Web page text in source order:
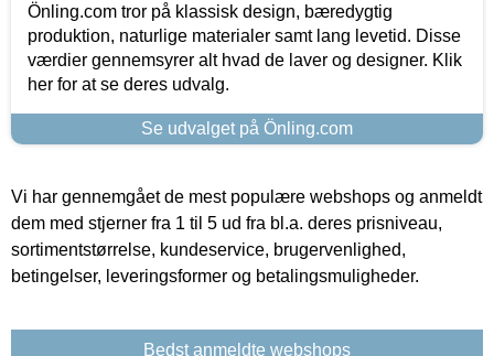
Önling.com tror på klassisk design, bæredygtig
produktion, naturlige materialer samt lang levetid. Disse
værdier gennemsyrer alt hvad de laver og designer. Klik
her for at se deres udvalg.
Se udvalget på Önling.com
Vi har gennemgået de mest populære webshops og anmeldt
dem med stjerner fra 1 til 5 ud fra bl.a. deres prisniveau,
sortimentstørrelse, kundeservice, brugervenlighed,
betingelser, leveringsformer og betalingsmuligheder.
Bedst anmeldte webshops